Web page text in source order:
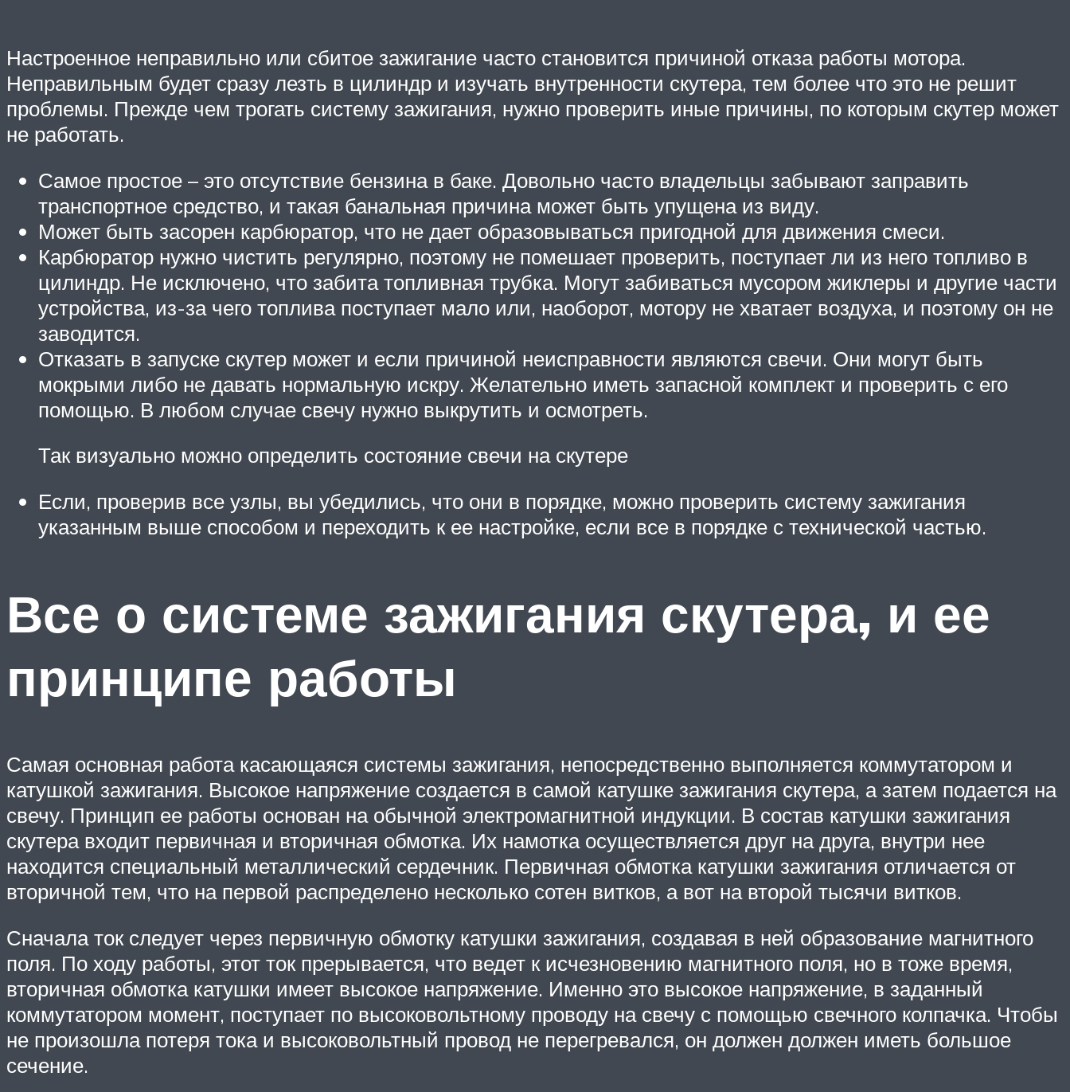
Настроенное неправильно или сбитое зажигание часто становится причиной отказа работы мотора.
Неправильным будет сразу лезть в цилиндр и изучать внутренности скутера, тем более что это не решит
проблемы. Прежде чем трогать систему зажигания, нужно проверить иные причины, по которым скутер может
не работать.
Самое простое – это отсутствие бензина в баке. Довольно часто владельцы забывают заправить
транспортное средство, и такая банальная причина может быть упущена из виду.
Может быть засорен карбюратор, что не дает образовываться пригодной для движения смеси.
Карбюратор нужно чистить регулярно, поэтому не помешает проверить, поступает ли из него топливо в
цилиндр. Не исключено, что забита топливная трубка. Могут забиваться мусором жиклеры и другие части
устройства, из-за чего топлива поступает мало или, наоборот, мотору не хватает воздуха, и поэтому он не
заводится.
Отказать в запуске скутер может и если причиной неисправности являются свечи. Они могут быть
мокрыми либо не давать нормальную искру. Желательно иметь запасной комплект и проверить с его
помощью. В любом случае свечу нужно выкрутить и осмотреть.
Так визуально можно определить состояние свечи на скутере
Если, проверив все узлы, вы убедились, что они в порядке, можно проверить систему зажигания
указанным выше способом и переходить к ее настройке, если все в порядке с технической частью.
Все о системе зажигания скутера, и ее
принципе работы
Самая основная работа касающаяся системы зажигания, непосредственно выполняется коммутатором и
катушкой зажигания. Высокое напряжение создается в самой катушке зажигания скутера, а затем подается на
свечу. Принцип ее работы основан на обычной электромагнитной индукции. В состав катушки зажигания
скутера входит первичная и вторичная обмотка. Их намотка осуществляется друг на друга, внутри нее
находится специальный металлический сердечник. Первичная обмотка катушки зажигания отличается от
вторичной тем, что на первой распределено несколько сотен витков, а вот на второй тысячи витков.
Сначала ток следует через первичную обмотку катушки зажигания, создавая в ней образование магнитного
поля. По ходу работы, этот ток прерывается, что ведет к исчезновению магнитного поля, но в тоже время,
вторичная обмотка катушки имеет высокое напряжение. Именно это высокое напряжение, в заданный
коммутатором момент, поступает по высоковольтному проводу на свечу с помощью свечного колпачка. Чтобы
не произошла потеря тока и высоковольтный провод не перегревался, он должен должен иметь большое
сечение.